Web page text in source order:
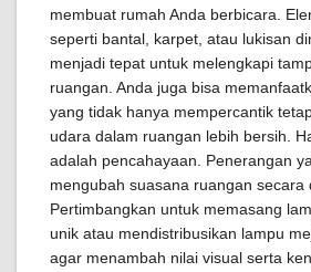
membuat rumah Anda berbicara.
seperti bantal, karpet, atau lukisan
menjadi tepat untuk melengkapi
ruangan. Anda juga bisa
yang tidak hanya mempercantik
udara dalam ruangan lebih bersih.
adalah pencahayaan. Penerangan
mengubah suasana ruangan secara
Pertimbangkan untuk memasang
unik atau mendistribusikan lampu
agar menambah nilai visual serta